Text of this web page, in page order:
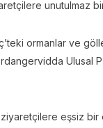
unutulmaz
ormanlar ve
Ulusal
eşsiz